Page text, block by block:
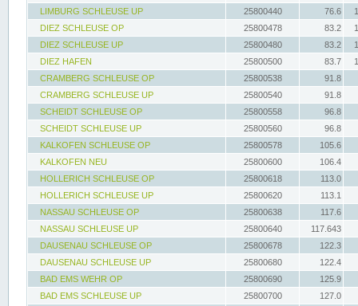
LIMBURG SCHLEUSE UP
25800440 76.6
DIEZ SCHLEUSE OP
25800478 83.2
DIEZ SCHLEUSE UP
25800480 83.2
DIEZ HAFEN
25800500 83.7
CRAMBERG SCHLEUSE OP
25800538
91.8
CRAMBERG SCHLEUSE UP
25800540
91.8
SCHEIDT SCHLEUSE OP
25800558
96.8
SCHEIDT SCHLEUSE UP
25800560
96.8
KALKOFEN SCHLEUSE OP
25800578
105.6
KALKOFEN NEU
25800600
106.4
HOLLERICH SCHLEUSE OP
25800618
113.0
HOLLERICH SCHLEUSE UP
25800620
113.1
NASSAU SCHLEUSE OP
25800638
117.6
NASSAU SCHLEUSE UP
25800640
117.643
DAUSENAU SCHLEUSE OP
25800678
122.3
DAUSENAU SCHLEUSE UP
25800680
122.4
BAD EMS WEHR OP
25800690
125.9
BAD EMS SCHLEUSE UP
25800700
127.0